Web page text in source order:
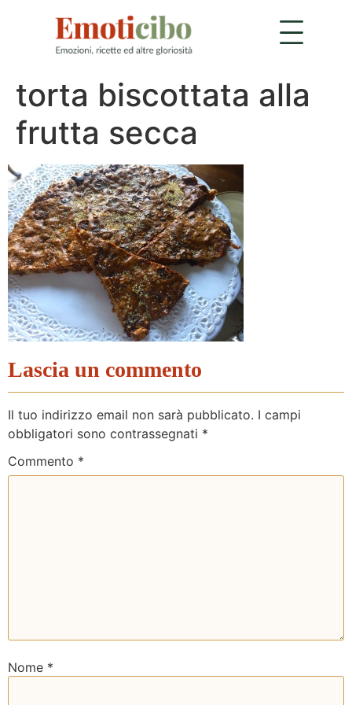
torta biscottata alla
frutta secca
Lascia un commento
Il tuo indirizzo email non sarà pubblicato. I campi
obbligatori sono contrassegnati *
Commento *
Nome *